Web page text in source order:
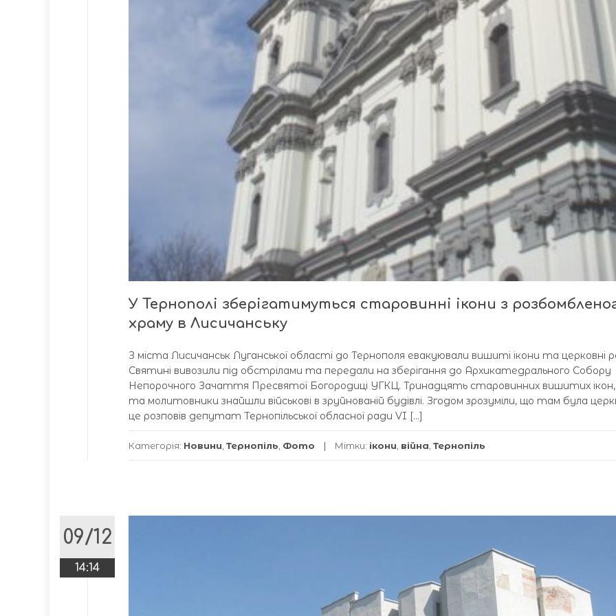
У Тернополі зберігатимуться старовинні ікони з
храму в Лисичанську
З міста Лисичанськ Луганської області до Тернополя евакуювали вишиті ікони та церковні
Святині вивозили під обстрілами та передали на зберігання до Архикатедрального Собору
Непорочного Зачаття Пресвятої Богородиці УГКЦ. Тринадцять старовинних вишитих
та молитовники знайшли військові в зруйнованій будівлі. Згодом зрозуміли, що там була
це розповів депутат Тернопільської обласної ради VI […]
Категорія: Новини Тернопіль Фото Мітки: ікони війна Тернопіль
09/12
14:14